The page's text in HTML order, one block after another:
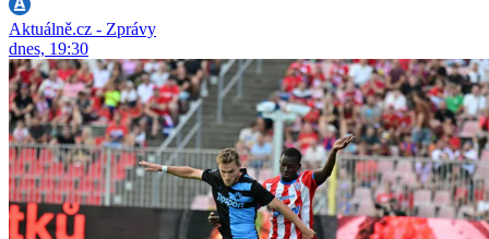
Aktuálně.cz - Zprávy
dnes, 19:30